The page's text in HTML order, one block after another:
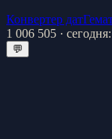
Конвертер дат
1 006 505 · сегодня:
💬